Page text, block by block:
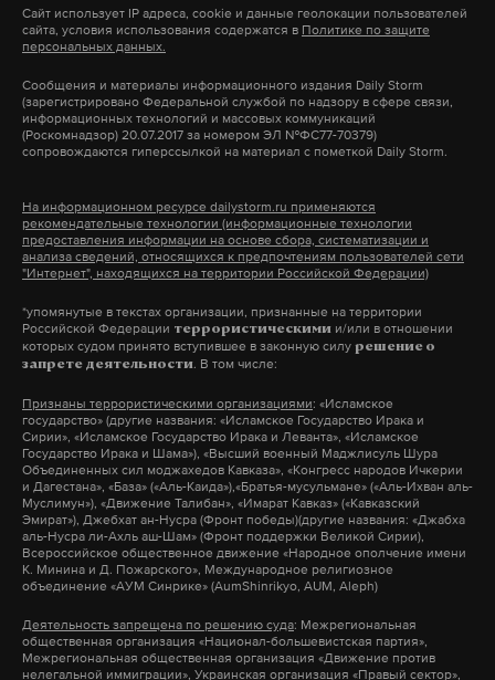
Подпишитесь на Daily Storm вMAX. Он
работает там, где тормозит интернет.
А еще мы есть в
Дзени VK
Макс Telegram
Фото: © GLOBAL LOOK press
руководство московским ООО «Брок Трейд Ойл».
Через два месяца ФСБ задержала Изместьева в
аэропорту Бишкека и доставила в Москву. Экс-
сенатора подозревали в организации убийства
летом 2001 года в Москве нотариуса Галины
Позже Изместьеву было предъявлено обвинение в
руководстве кингисеппской организованной
20 тяжких и особо тяжких преступлений, в том
числе 12 убийств. Преступления были совершены
ОПГ в 1990–2000-х годах.
Самыми громкими эпизодами дела Изместьева
стали покушения на убийство сына президента
Башкирии — генерального директора ОАО «АНК
«Башнефть» Урала Рахимова — в 2003 году в Уфе. В
октябре у резиденции Рахимова был найден
автомобиль, начиненный взрывчаткой. Через
были убиты охранники Рахимова. Эти эпизоды
стали поводом для возбуждения против
Сайт использует IP адреса, cookie и данные геолокации пользователей
сайта, условия использования содержатся в Политике по защите
персональных данных.
Сообщения и материалы информационного издания Daily Storm
(зарегистрировано Федеральной службой по надзору в сфере связи,
информационных технологий и массовых коммуникаций
(Роскомнадзор) 20.07.2017 за номером ЭЛ №ФС77-70379)
сопровождаются гиперссылкой на материал с пометкой Daily Storm.
На информационном ресурсе dailystorm.ru применяются
рекомендательные технологии (информационные технологии
предоставления информации на основе сбора, систематизации и
анализа сведений, относящихся к предпочтениям пользователей сети
"Интернет", находящихся на территории Российской Федерации)
*упомянутые в текстах организации, признанные на территории
Российской Федерации террористическими и/или в отношении
которых судом принято вступившее в законную силу решение о
запрете деятельности. В том числе:
Признаны террористическими организациями: «Исламское
государство» (другие названия: «Исламское Государство Ирака и
Сирии», «Исламское Государство Ирака и Леванта», «Исламское
Государство Ирака и Шама»), «Высший военный Маджлисуль Шура
Объединенных сил моджахедов Кавказа», «Конгресс народов Ичкерии
и Дагестана», «База» («Аль-Каида»),«Братья-мусульмане» («Аль-Ихван аль-
Муслимун»), «Движение Талибан», «Имарат Кавказ» («Кавказский
Эмират»), Джебхат ан-Нусра (Фронт победы)(другие названия: «Джабха
аль-Нусра ли-Ахль аш-Шам» (Фронт поддержки Великой Сирии),
Всероссийское общественное движение «Народное ополчение имени
К. Минина и Д. Пожарского», Международное религиозное
объединение «АУМ Синрике» (AumShinrikyo, AUM, Aleph)
Деятельность запрещена по решению суда: Межрегиональная
общественная организация «Национал-большевистская партия»,
Межрегиональная общественная организация «Движение против
нелегальной иммиграции», Украинская организация «Правый сектор»,